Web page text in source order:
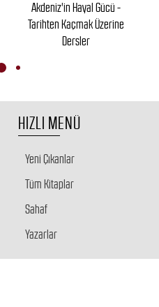
Akdeniz'in Hayal Gücü -
Tarihten Kaçmak Üzerine
Dersler
HIZLI MENÜ
Yeni Çıkanlar
Tüm Kitaplar
Sahaf
Yazarlar